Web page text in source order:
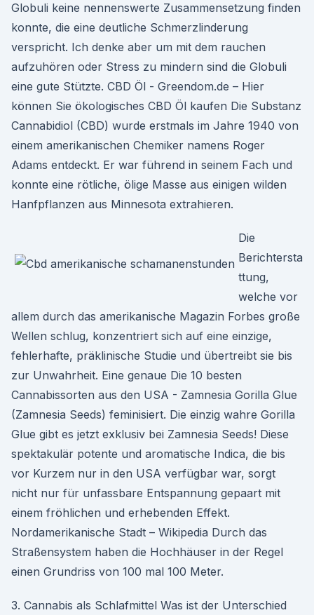
Globuli keine nennenswerte Zusammensetzung finden
konnte, die eine deutliche Schmerzlinderung
verspricht. Ich denke aber um mit dem rauchen
aufzuhören oder Stress zu mindern sind die Globuli
eine gute Stützte. CBD Öl - Greendom.de – Hier
können Sie ökologisches CBD Öl kaufen Die Substanz
Cannabidiol (CBD) wurde erstmals im Jahre 1940 von
einem amerikanischen Chemiker namens Roger
Adams entdeckt. Er war führend in seinem Fach und
konnte eine rötliche, ölige Masse aus einigen wilden
Hanfpflanzen aus Minnesota extrahieren.
Die
Berichtersta
ttung,
welche vor
allem durch das amerikanische Magazin Forbes große
Wellen schlug, konzentriert sich auf eine einzige,
fehlerhafte, präklinische Studie und übertreibt sie bis
zur Unwahrheit. Eine genaue Die 10 besten
Cannabissorten aus den USA - Zamnesia Gorilla Glue
(Zamnesia Seeds) feminisiert. Die einzig wahre Gorilla
Glue gibt es jetzt exklusiv bei Zamnesia Seeds! Diese
spektakulär potente und aromatische Indica, die bis
vor Kurzem nur in den USA verfügbar war, sorgt
nicht nur für unfassbare Entspannung gepaart mit
einem fröhlichen und erhebenden Effekt.
Nordamerikanische Stadt – Wikipedia Durch das
Straßensystem haben die Hochhäuser in der Regel
einen Grundriss von 100 mal 100 Meter.
3. Cannabis als Schlafmittel Was ist der Unterschied